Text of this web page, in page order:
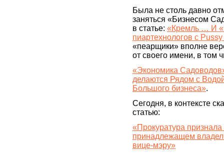
Была не столь давно
заняться «Бизнесом
в статье: «Кремль … И
пиартехнологов с
«пеарщики» вполне
от своего имени, в том
«Экономика
делаются Рядом с
Большого бизнеса».
Сегодня, в контексте
статью:
«Прокуратура
принадлежащем
вице-мэру»